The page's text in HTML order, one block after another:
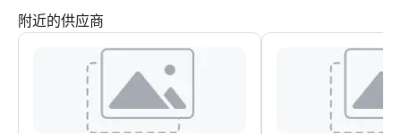
附近的供应商